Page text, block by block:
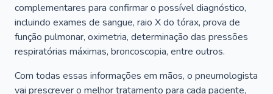
complementares para confirmar o possível diagnóstico,
incluindo exames de sangue, raio X do tórax, prova de
função pulmonar, oximetria, determinação das pressões
respiratórias máximas, broncoscopia, entre outros.
Com todas essas informações em mãos, o pneumologista
vai prescrever o melhor tratamento para cada paciente,